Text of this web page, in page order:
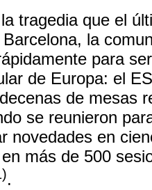
tragedia que el
la
para
de Europa: el
de mesas
se reunieron
novedades en
más de 500
.